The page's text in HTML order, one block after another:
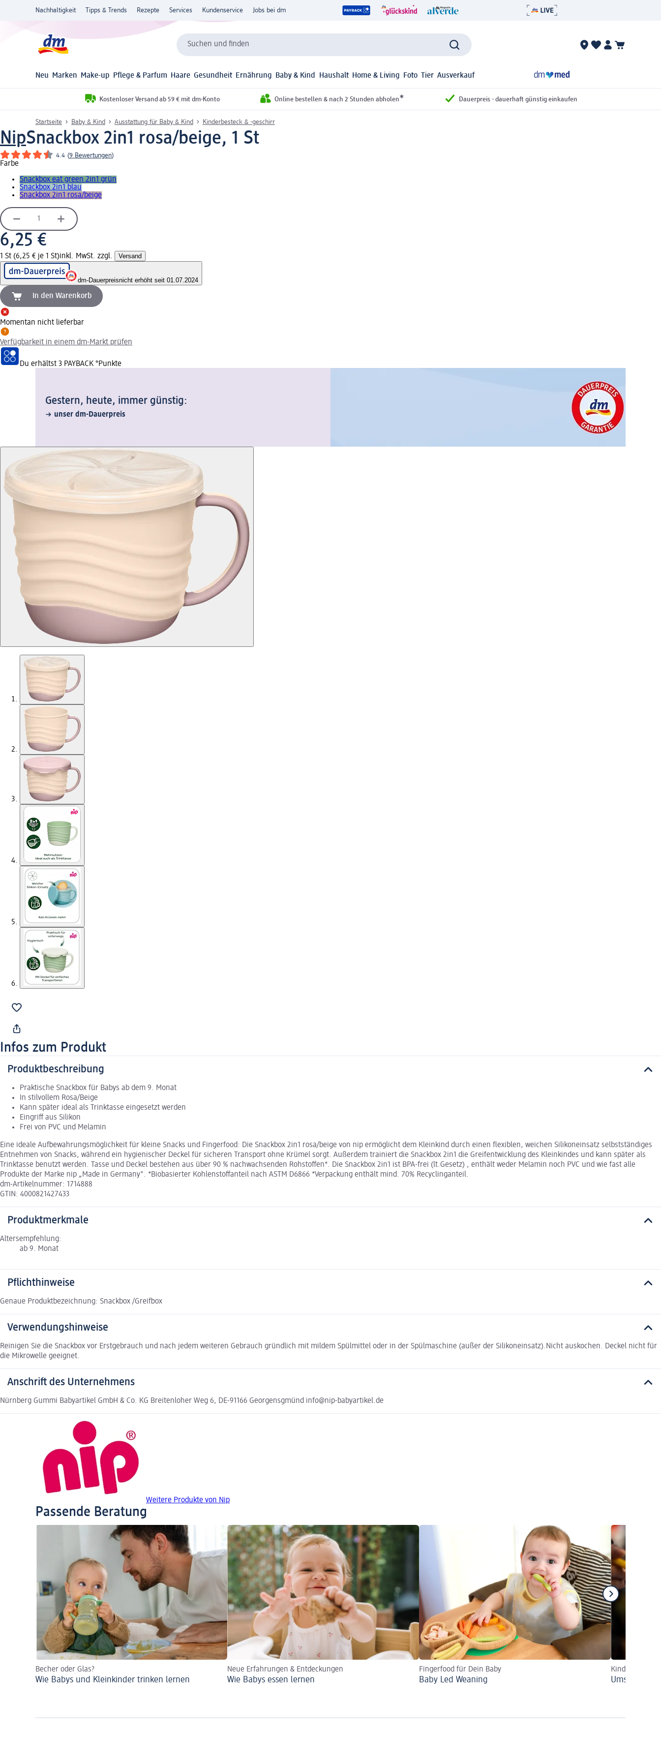
Nachhaltigkeit Tipps & Trends Rezepte Services Kundenservice Jobs bei dm
Suchen und finden
Neu Marken Make-up Pflege & Parfum Haare Gesundheit Ernährung Baby & Kind Haushalt Home & Living Foto Tier Ausverkauf
Kostenloser Versand ab 59 € mit dm-Konto Online bestellen & nach 2 Stunden abholen* Dauerpreis - dauerhaft günstig einkaufen
Startseite Baby & Kind Ausstattung für Baby & Kind Kinderbesteck & -geschirr
NipSnackbox 2in1 rosa/beige, 1 St
4.4 (9 Bewertungen)
Farbe
Snackbox eat green 2in1 grün
Snackbox 2in1 blau
Snackbox 2in1 rosa/beige
6,25 €
1 St (6,25 € je 1 St)inkl. MwSt. zzgl. Versand
dm-Dauerpreisnicht erhöht seit 01.07.2024
In den Warenkorb
Momentan nicht lieferbar
Verfügbarkeit in einem dm-Markt prüfen
Du erhältst 3 PAYBACK °Punkte
Gestern, heute, immer günstig:
unser dm-Dauerpreis
Infos zum Produkt
Produktbeschreibung
Praktische Snackbox für Babys ab dem 9. Monat
In stilvollem Rosa/Beige
Kann später ideal als Trinktasse eingesetzt werden
Eingriff aus Silikon
Frei von PVC und Melamin
Eine ideale Aufbewahrungsmöglichkeit für kleine Snacks und Fingerfood: Die Snackbox 2in1 rosa/beige von nip ermöglicht dem Kleinkind durch einen flexiblen, weichen Silikoneinsatz selbstständiges
Entnehmen von Snacks, während ein hygienischer Deckel für sicheren Transport ohne Krümel sorgt. Außerdem trainiert die Snackbox 2in1 die Greifentwicklung des Kleinkindes und kann später als
Trinktasse benutzt werden. Tasse und Deckel bestehen aus über 90 % nachwachsenden Rohstoffen*. Die Snackbox 2in1 ist BPA-frei (lt.Gesetz) , enthält weder Melamin noch PVC und wie fast alle
Produkte der Marke nip „Made in Germany". *Biobasierter Kohlenstoffanteil nach ASTM D6866 *Verpackung enthält mind. 70% Recyclinganteil.
dm-Artikelnummer: 1714888
GTIN: 4000821427433
Produktmerkmale
Altersempfehlung:
ab 9. Monat
Pflichthinweise
Genaue Produktbezeichnung: Snackbox /Greifbox
Verwendungshinweise
Reinigen Sie die Snackbox vor Erstgebrauch und nach jedem weiteren Gebrauch gründlich mit mildem Spülmittel oder in der Spülmaschine (außer der Silikoneinsatz).Nicht auskochen. Deckel nicht für
die Mikrowelle geeignet.
Anschrift des Unternehmens
Nürnberg Gummi Babyartikel GmbH & Co. KG Breitenloher Weg 6, DE-91166 Georgensgmünd info@nip-babyartikel.de
Weitere Produkte von Nip
Passende Beratung
Becher oder Glas?
Wie Babys und Kleinkinder trinken lernen
Neue Erfahrungen & Entdeckungen
Wie Babys essen lernen
Fingerfood für Dein Baby
Baby Led Weaning
Kinderarzt-
Umstellung